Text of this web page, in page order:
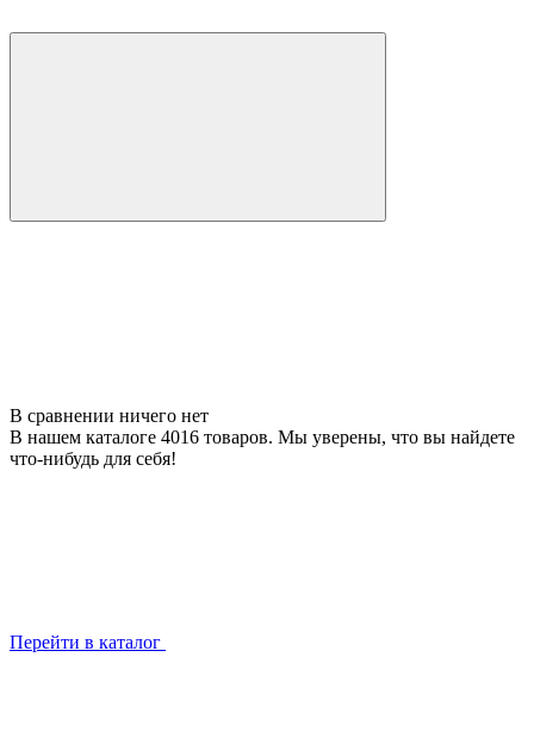
В сравнении ничего нет
В нашем каталоге 4016 товаров. Мы уверены, что вы найдете
что-нибудь для себя!
Перейти в каталог